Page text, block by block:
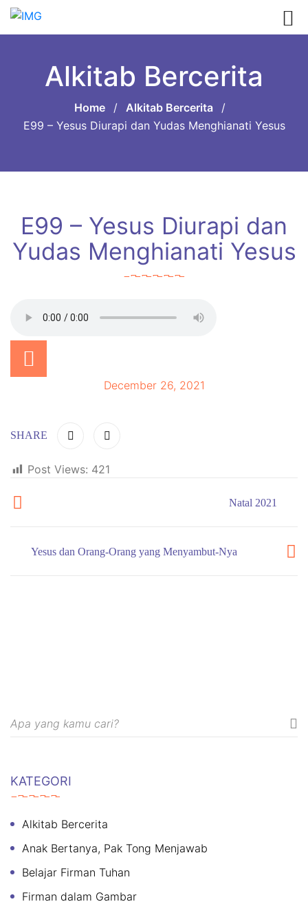
Alkitab Bercerita
Home / Alkitab Bercerita
/
E99 – Yesus Diurapi dan Yudas Menghianati Yesus
E99 – Yesus Diurapi dan
Yudas Menghianati Yesus
December 26, 2021
SHARE
Post Views: 421
Yesus dan Orang-Orang yang Menyambut-Nya
Natal 2021
KATEGORI
Alkitab Bercerita
Anak Bertanya, Pak Tong Menjawab
Belajar Firman Tuhan
Firman dalam Gambar